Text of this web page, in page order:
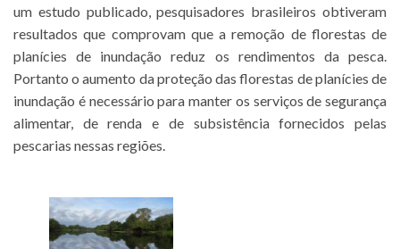
um estudo publicado, pesquisadores brasileiros obtiveram
resultados que comprovam que a remoção de florestas de
planícies de inundação reduz os rendimentos da pesca.
Portanto o aumento da proteção das florestas de planícies de
inundação é necessário para manter os serviços de segurança
alimentar, de renda e de subsistência fornecidos pelas
pescarias nessas regiões.